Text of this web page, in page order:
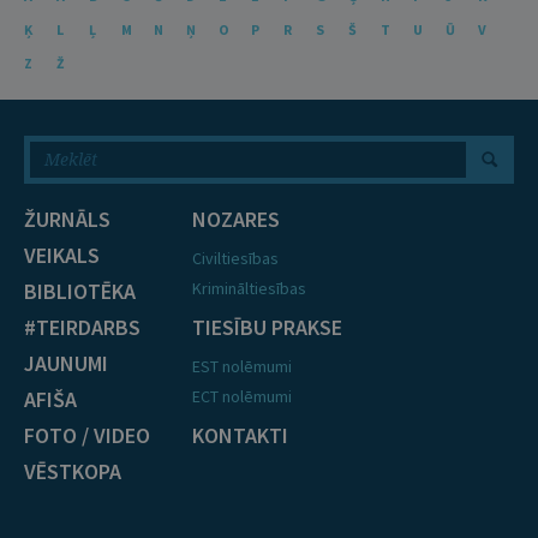
Ķ
L Ļ M N Ņ O P R S Š T U Ū
V
Z
Ž
ŽURNĀLS
VEIKALS
BIBLIOTĒKA
#TEIRDARBS
JAUNUMI
AFIŠA
FOTO / VIDEO
VĒSTKOPA
NOZARES
Civiltiesības
Krimināltiesības
TIESĪBU PRAKSE
EST nolēmumi
ECT nolēmumi
KONTAKTI